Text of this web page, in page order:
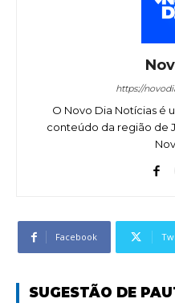
https://
O Novo Dia Notícias é
conteúdo da região de
Facebook
SUGESTÃO DE